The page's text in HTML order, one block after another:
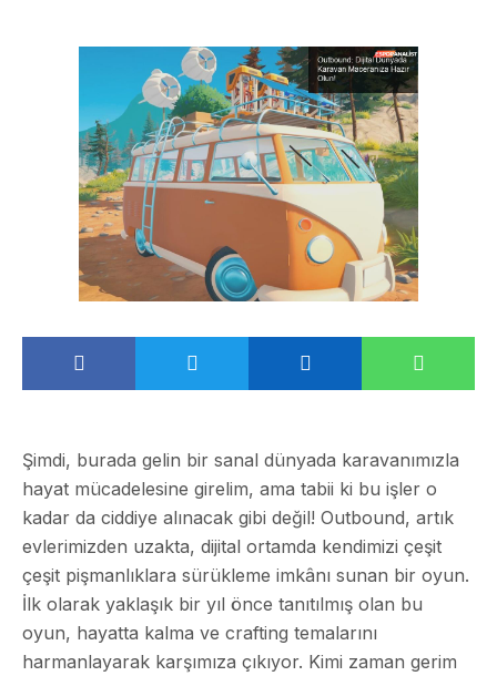
Şimdi, burada gelin bir sanal dünyada karavanımızla
hayat mücadelesine girelim, ama tabii ki bu işler o
kadar da ciddiye alınacak gibi değil! Outbound, artık
evlerimizden uzakta, dijital ortamda kendimizi çeşit
çeşit pişmanlıklara sürükleme imkânı sunan bir oyun.
İlk olarak yaklaşık bir yıl önce tanıtılmış olan bu
oyun, hayatta kalma ve crafting temalarını
harmanlayarak karşımıza çıkıyor. Kimi zaman gerim